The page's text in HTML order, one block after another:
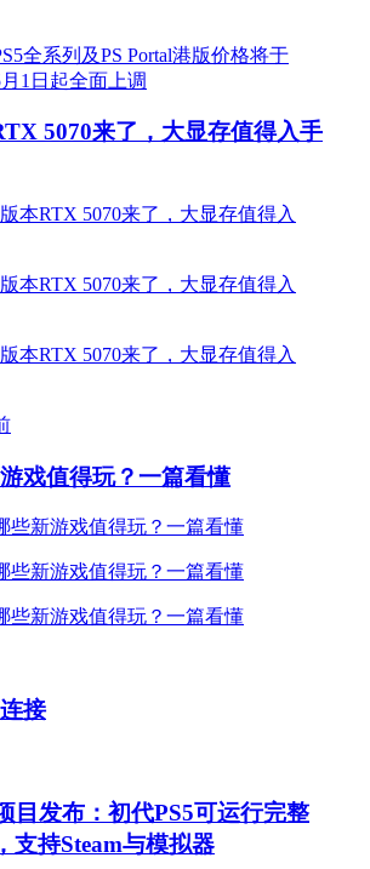
5070来了，大显存值得入手
戏值得玩？一篇看懂
接
目发布：初代PS5可运行完整
支持Steam与模拟器